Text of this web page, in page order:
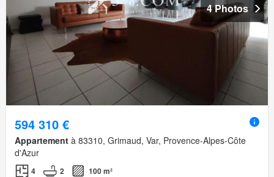
4 Photos
594 310 €
Appartement à 83310, Grimaud, Var, Provence-Alpes-Côte
d'Azur
4 2 100 m²